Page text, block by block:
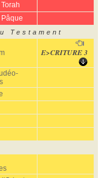
Testament
E>CRITURE 3